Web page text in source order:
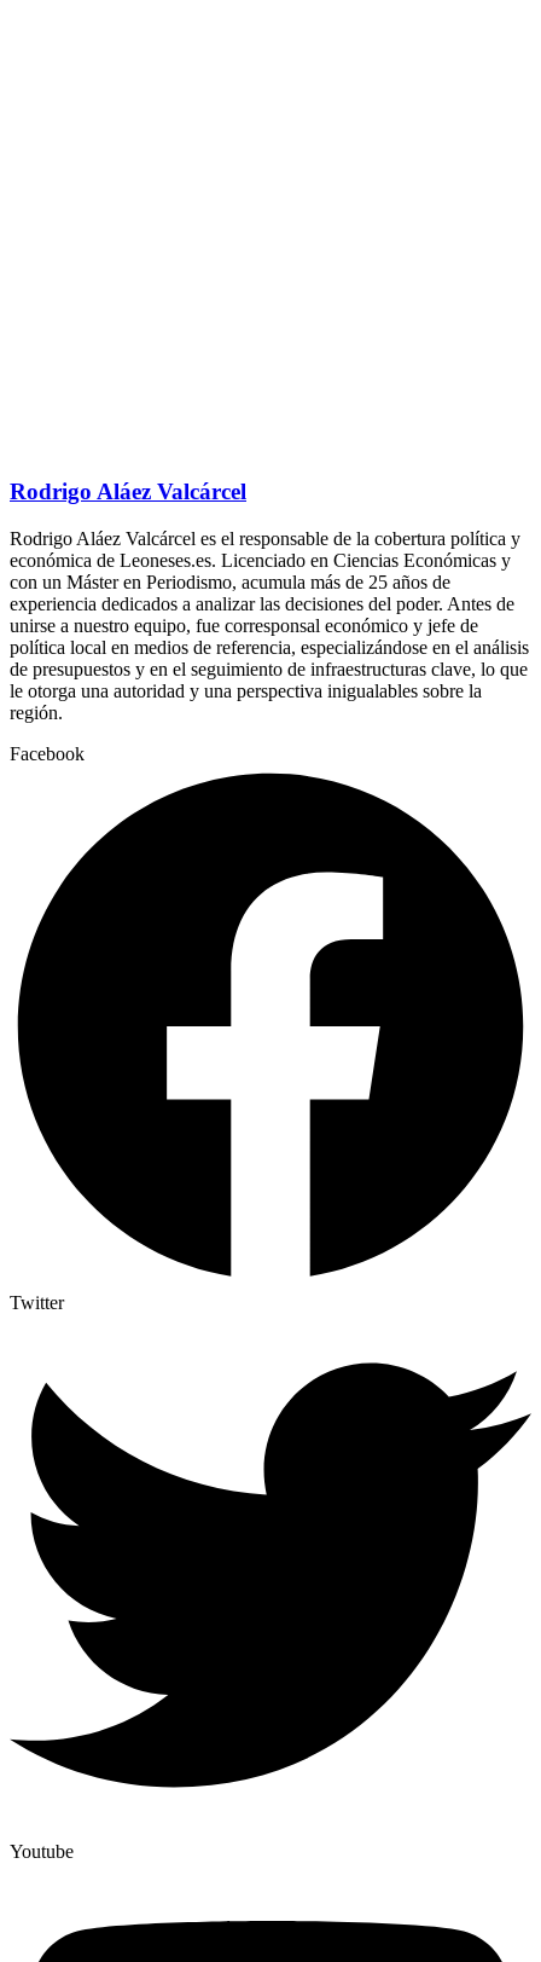
Rodrigo Aláez Valcárcel
Rodrigo Aláez Valcárcel es el responsable de la cobertura política y
económica de Leoneses.es. Licenciado en Ciencias Económicas y
con un Máster en Periodismo, acumula más de 25 años de
experiencia dedicados a analizar las decisiones del poder. Antes de
unirse a nuestro equipo, fue corresponsal económico y jefe de
política local en medios de referencia, especializándose en el análisis
de presupuestos y en el seguimiento de infraestructuras clave, lo que
le otorga una autoridad y una perspectiva inigualables sobre la
región.
Facebook
Twitter
Youtube